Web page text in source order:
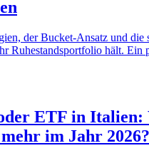
der Bucket-Ansatz und die
Ruhestandsportfolio hält. Ein
ETF in Italien:
im Jahr 2026?